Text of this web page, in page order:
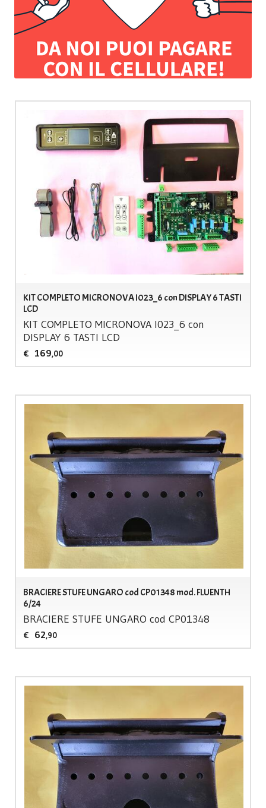
KIT COMPLETO MICRONOVA I023_6 con DISPLAY 6 TASTI
LCD
KIT COMPLETO MICRONOVAI023_6 con
DISPLAY6 TASTI LCD
€ 169,00
BRACIERE STUFE UNGARO cod CP01348 mod. FLUENTH
6/24
BRACIERE STUFE UNGARO cod CP01348
€ 62,90